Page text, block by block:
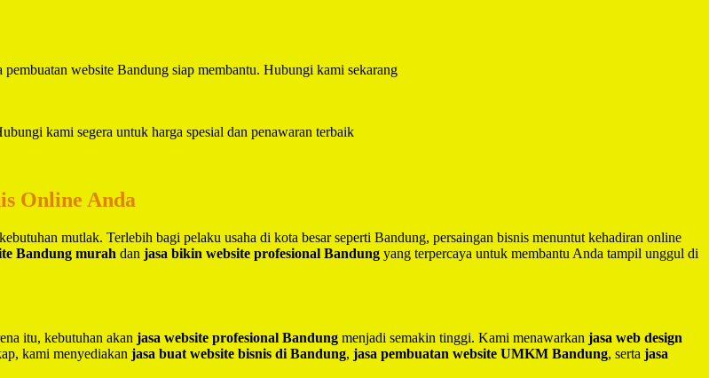
website Bandung siap membantu. Hubungi kami sekarang
kami segera untuk harga spesial dan penawaran terbaik
Online Anda
mutlak. Terlebih bagi pelaku usaha di kota besar seperti Bandung, persaingan bisnis menuntut kehadiran online
Bandung murah dan jasa bikin website profesional Bandung yang terpercaya untuk membantu Anda tampil unggul di
itu, kebutuhan akan jasa website profesional Bandung menjadi semakin tinggi. Kami menawarkan jasa web design
kami menyediakan jasa buat website bisnis di Bandung, jasa pembuatan website UMKM Bandung, serta jasa